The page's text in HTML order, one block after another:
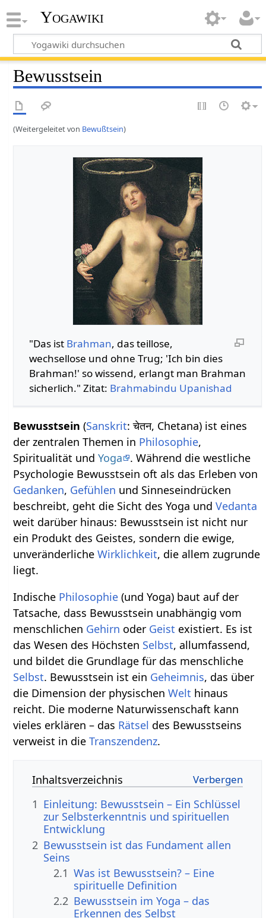
Yogawiki
Bewusstsein
(Weitergeleitet von Bewußtsein)
"Das ist Brahman, das teillose,
wechsellose und ohne Trug; 'Ich bin dies
Brahman!' so wissend, erlangt man Brahman
sicherlich." Zitat: Brahmabindu Upanishad
Bewusstsein (Sanskrit: चेतन, Chetana) ist eines
der zentralen Themen in Philosophie,
Spiritualität undYoga
. Während die westliche
Psychologie Bewusstsein oft als das Erleben von
Gedanken, Gefühlen und Sinneseindrücken
beschreibt, geht die Sicht des Yoga undVedanta
weit darüber hinaus: Bewusstsein ist nicht nur
ein Produkt des Geistes, sondern die ewige,
unveränderlicheWirklichkeit, die allem zugrunde
liegt.
Indische Philosophie (und Yoga) baut auf der
Tatsache, dass Bewusstsein unabhängig vom
menschlichen Gehirn oder Geist existiert. Es ist
das Wesen des Höchsten Selbst, allumfassend,
und bildet die Grundlage für das menschliche
Selbst. Bewusstsein ist ein Geheimnis, das über
die Dimension der physischenWelt hinaus
reicht. Die moderne Naturwissenschaft kann
vieles erklären – das Rätsel des Bewusstseins
verweist in dieTranszendenz.
Inhaltsverzeichnis
1 Einleitung: Bewusstsein – Ein Schlüssel
zur Selbsterkenntnis und spirituellen
Entwicklung
2 Bewusstsein ist das Fundament allen
Seins
2.1 Was ist Bewusstsein? – Eine
spirituelle Definition
2.2 Bewusstsein im Yoga – das
Erkennen des Selbst